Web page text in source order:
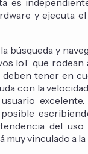
es
y ejecuta
búsqueda y
IoT que
tener en
con la
del
muy vinculado a